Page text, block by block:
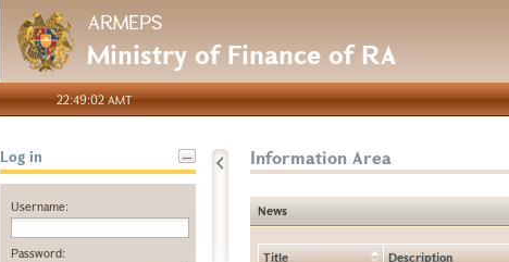
ARMEPS
Ministry of Finance of RA
22:49:02 AMT
Log in
Username:
Password:
Information Area
News
Title Description